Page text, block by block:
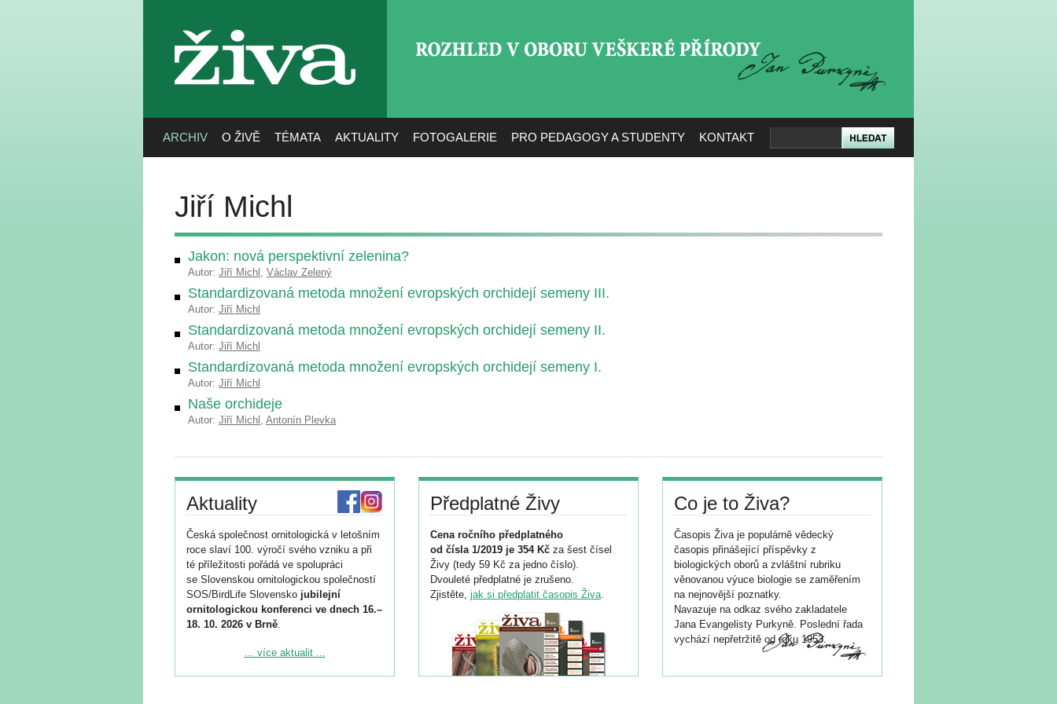
živa
ARCHIV O ŽIVĚ TÉMATA AKTUALITY FOTOGALERIE PRO PEDAGOGY A STUDENTY KONTAKT
Jiří Michl
Jakon: nová perspektivní zelenina?
Autor: Jiří Michl , Václav Zelený
Standardizovaná metoda množení evropských orchidejí semeny III.
Autor: Jiří Michl
Standardizovaná metoda množení evropských orchidejí semeny II.
Autor: Jiří Michl
Standardizovaná metoda množení evropských orchidejí semeny I.
Autor: Jiří Michl
Naše orchideje
Autor: Jiří Michl , Antonín Plevka
Aktuality
Česká společnost ornitologická v letošním
roce slaví 100. výročí svého vzniku a při
té příležitosti pořádá ve spolupráci
se Slovenskou ornitologickou společností
SOS/BirdLife Slovensko jubilejní
ornitologickou konferenci ve dnech 16.–
18. 10. 2026 v Brně.
Podrobnější informace ke konferenci
... více aktualit ...
Předplatné Živy
Cena ročního předplatného
od čísla 1/2019 je 354 Kč za šest čísel
Živy (tedy 59 Kč za jedno číslo).
Dvouleté předplatné je zrušeno.
Zjistěte, jak si předplatit časopis Živa.
Co je to Živa?
Časopis Živa je populárně vědecký
časopis přinášející příspěvky z
biologických oborů a zvláštní rubriku
věnovanou výuce biologie se zaměřením
na nejnovější poznatky.
Navazuje na odkaz svého zakladatele
Jana Evangelisty Purkyně. Poslední řada
vychází nepřetržitě od roku 1953.